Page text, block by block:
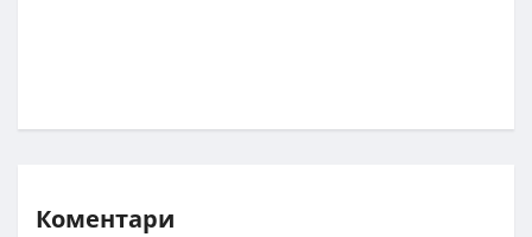
Коментари